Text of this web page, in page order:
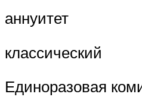
аннуитет
классический
Единоразовая